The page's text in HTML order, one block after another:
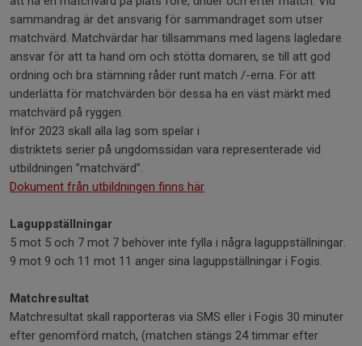
sammandrag är det ansvarig för sammandraget som utser
matchvärd. Matchvärdar har tillsammans med lagens lagledare
ansvar för att ta hand om och stötta domaren, se till att god
ordning och bra stämning råder runt match /-erna. För att
underlätta för matchvärden bör dessa ha en väst märkt med
matchvärd på ryggen.
Inför 2023 skall alla lag som spelar i
distriktets serier på ungdomssidan vara representerade vid
utbildningen ”matchvärd”.
Dokument från utbildningen finns här
Laguppställningar
5 mot 5 och 7 mot 7 behöver inte fylla i några laguppställningar.
9 mot 9 och 11 mot 11 anger sina laguppställningar i Fogis.
Matchresultat
Matchresultat skall rapporteras via SMS eller i Fogis 30 minuter
efter genomförd match, (matchen stängs 24 timmar efter